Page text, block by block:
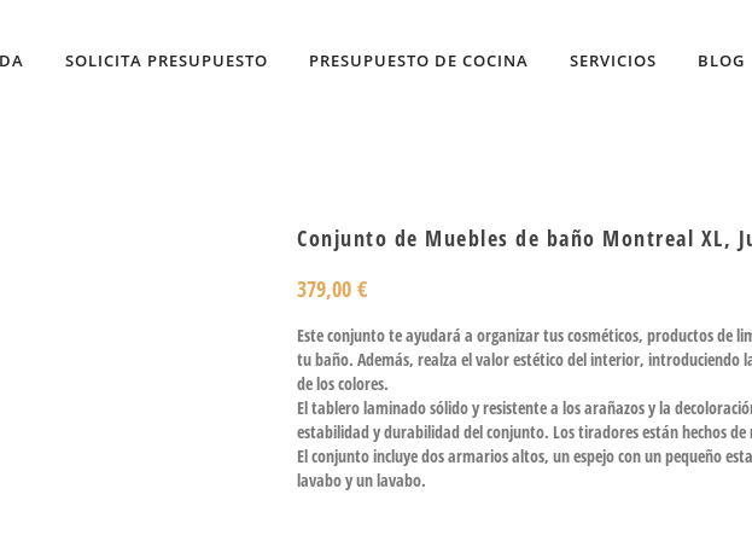
SOLICITA PRESUPUESTO PRESUPUESTO DE COCINA SERVICIOS BLOG
Conjunto de Muebles de baño Montreal XL,
379,00 €
Este conjunto te ayudará a organizar tus cosméticos, productos de
tu baño. Además, realza el valor estético del interior, introduciendo
de los colores.
El tablero laminado sólido y resistente a los arañazos y la
estabilidad y durabilidad del conjunto. Los tiradores están hechos de
El conjunto incluye dos armarios altos, un espejo con un pequeño
lavabo y un lavabo.